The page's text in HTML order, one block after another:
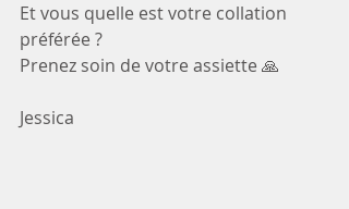
Et vous quelle est votre collation
préférée ?
Prenez soin de votre assiette 🙏
Jessica